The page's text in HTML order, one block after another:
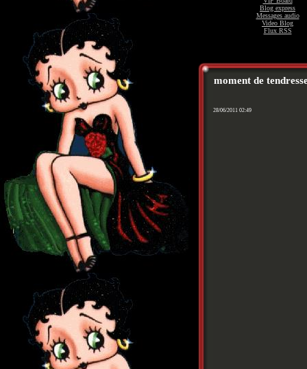
Blog express
Messages audio
Video Blog
Flux RSS
moment de
28/06/2011 02:49